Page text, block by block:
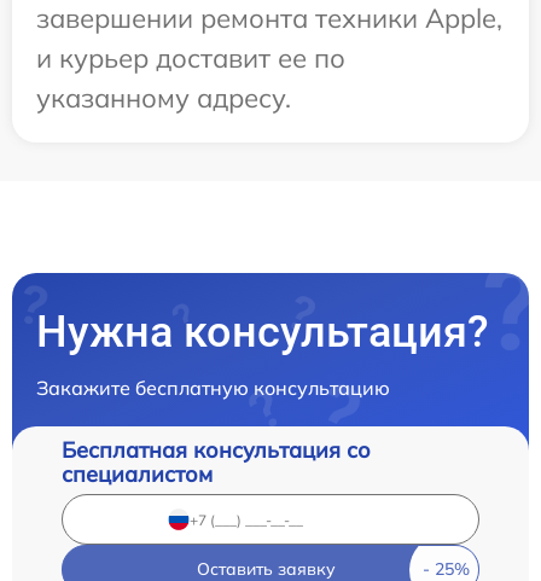
завершении ремонта техники Apple,
и курьер доставит ее по
указанному адресу.
Нужна консультация?
Закажите бесплатную консультацию
Бесплатная консультация со
специалистом
Оставить заявку